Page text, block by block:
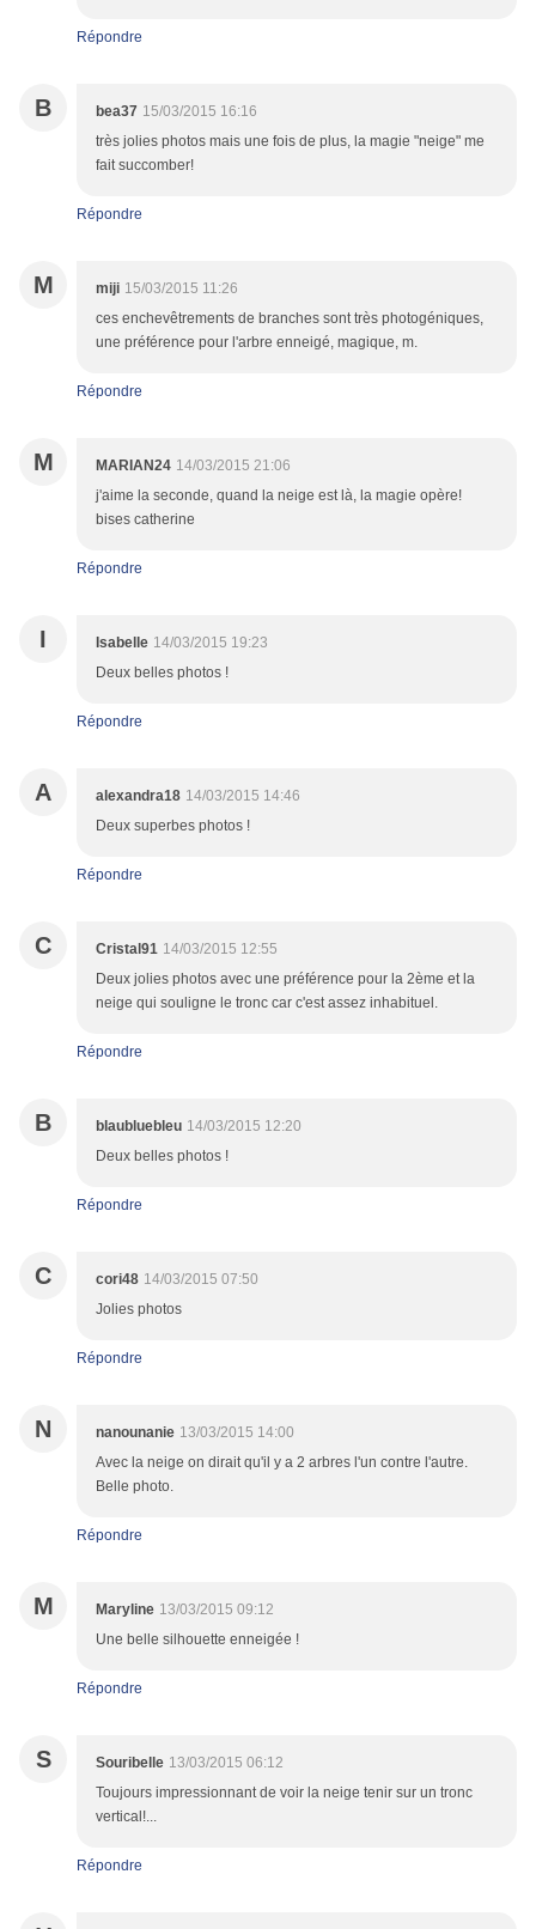
Répondre
B bea37 15/03/2015 16:16
très jolies photos mais une fois de plus, la magie "neige" me
fait succomber!
Répondre
M miji 15/03/2015 11:26
ces enchevêtrements de branches sont très photogéniques,
une préférence pour l'arbre enneigé, magique, m.
Répondre
M MARIAN24 14/03/2015 21:06
j'aime la seconde, quand la neige est là, la magie opère!
bises catherine
Répondre
I Isabelle 14/03/2015 19:23
Deux belles photos !
Répondre
A alexandra18 14/03/2015 14:46
Deux superbes photos !
Répondre
C Cristal91 14/03/2015 12:55
Deux jolies photos avec une préférence pour la 2ème et la
neige qui souligne le tronc car c'est assez inhabituel.
Répondre
B blaubluebleu 14/03/2015 12:20
Deux belles photos !
Répondre
C cori48 14/03/2015 07:50
Jolies photos
Répondre
N nanounanie 13/03/2015 14:00
Avec la neige on dirait qu'il y a 2 arbres l'un contre l'autre.
Belle photo.
Répondre
M Maryline 13/03/2015 09:12
Une belle silhouette enneigée !
Répondre
S Souribelle 13/03/2015 06:12
Toujours impressionnant de voir la neige tenir sur un tronc
vertical!...
Répondre